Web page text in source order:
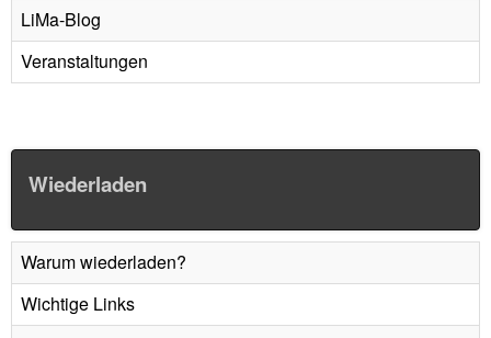
LiMa-Blog
Veranstaltungen
Wiederladen
Warum wiederladen?
Wichtige Links